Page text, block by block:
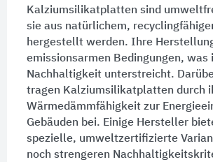
Kalziumsilikatplatten sind
sie aus natürlichem,
hergestellt werden. Ihre
emissionsarmen Bedingungen, was
Nachhaltigkeit unterstreicht.
tragen Kalziumsilikatplatten durch
Wärmedämmfähigkeit zur
Gebäuden bei. Einige Hersteller
spezielle, umweltzertifizierte
noch strengeren